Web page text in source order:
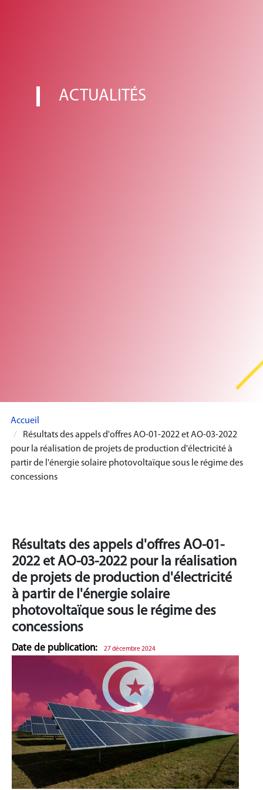
ACTUALITÉS
Accueil
Résultats des appels d'offres AO-01-2022 et AO-03-2022
pour la réalisation de projets de production d'électricité à
partir de l'énergie solaire photovoltaïque sous le régime des
concessions
Résultats des appels d'offres AO-01-
2022 et AO-03-2022 pour la réalisation
de projets de production d'électricité
à partir de l'énergie solaire
photovoltaïque sous le régime des
concessions
Date de publication: 27 décembre 2024